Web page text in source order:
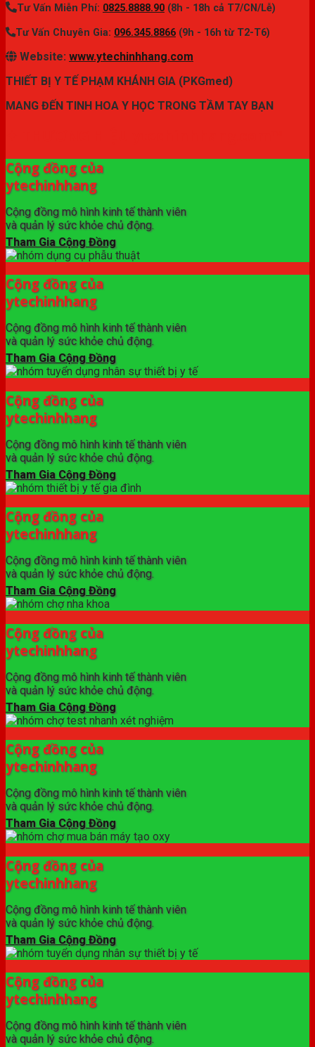
Tư Vấn Miễn Phí: 0825.8888.90 (8h - 18h cả T7/CN/Lễ)
Tư Vấn Chuyên Gia: 096.345.8866 (9h - 16h từ T2-T6)
Website: www.ytechinhhang.com
THIẾT BỊ Y TẾ PHẠM KHÁNH GIA (PKGmed)
MANG ĐẾN TINH HOA Y HỌC TRONG TẦM TAY BẠN
Cộng đồng của
ytechinhhang
Cộng đồng mô hình kinh tế thành viên
và quản lý sức khỏe chủ động.
Tham Gia Cộng Đồng
Cộng đồng của
ytechinhhang
Cộng đồng mô hình kinh tế thành viên
và quản lý sức khỏe chủ động.
Tham Gia Cộng Đồng
Cộng đồng của
ytechinhhang
Cộng đồng mô hình kinh tế thành viên
và quản lý sức khỏe chủ động.
Tham Gia Cộng Đồng
Cộng đồng của
ytechinhhang
Cộng đồng mô hình kinh tế thành viên
và quản lý sức khỏe chủ động.
Tham Gia Cộng Đồng
Cộng đồng của
ytechinhhang
Cộng đồng mô hình kinh tế thành viên
và quản lý sức khỏe chủ động.
Tham Gia Cộng Đồng
Cộng đồng của
ytechinhhang
Cộng đồng mô hình kinh tế thành viên
và quản lý sức khỏe chủ động.
Tham Gia Cộng Đồng
Cộng đồng của
ytechinhhang
Cộng đồng mô hình kinh tế thành viên
và quản lý sức khỏe chủ động.
Tham Gia Cộng Đồng
Cộng đồng của
ytechinhhang
Cộng đồng mô hình kinh tế thành viên
và quản lý sức khỏe chủ động.